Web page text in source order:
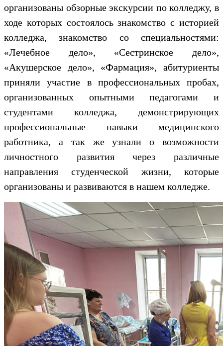
организованы обзорные экскурсии по колледжу, в
ходе которых состоялось знакомство с историей
колледжа, знакомство со специальностями:
«Лечебное дело», «Сестринское дело»,
«Акушерское дело», «Фармация», абитуриенты
приняли участие в профессиональных пробах,
организованных опытными педагогами и
студентами колледжа, демонстрирующих
профессиональные навыки медицинского
работника, а так же узнали о возможности
личностного развития через различные
направления студенческой жизни, которые
организованы и развиваются в нашем колледже.